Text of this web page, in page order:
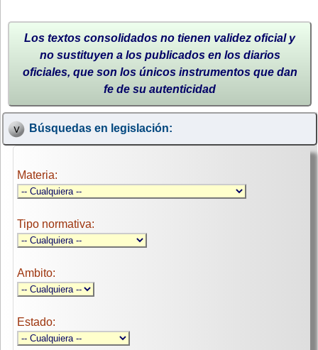
Los textos consolidados no tienen validez oficial y
no sustituyen a los publicados en los diarios
oficiales, que son los únicos instrumentos que dan
fe de su autenticidad
Búsquedas en legislación:
Materia:
Tipo normativa:
Ambito:
Estado: